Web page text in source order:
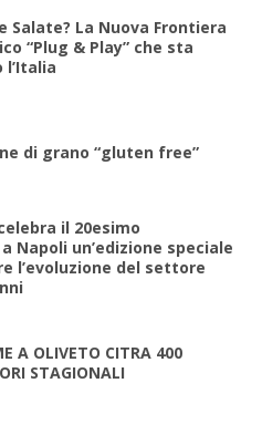
Salate? La Nuova Frontiera
“Plug & Play” che sta
l’Italia
di grano “gluten free”
il 20esimo
Napoli un’edizione speciale
l’evoluzione del settore
A OLIVETO CITRA 400
STAGIONALI